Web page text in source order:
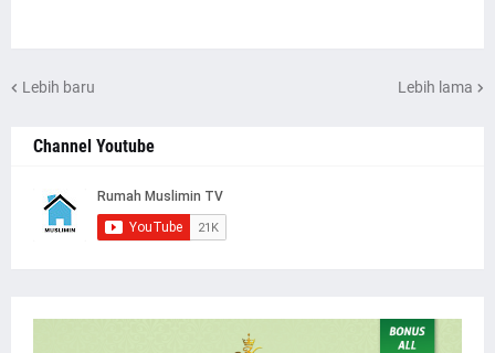
Lebih baru Lebih lama
Channel Youtube